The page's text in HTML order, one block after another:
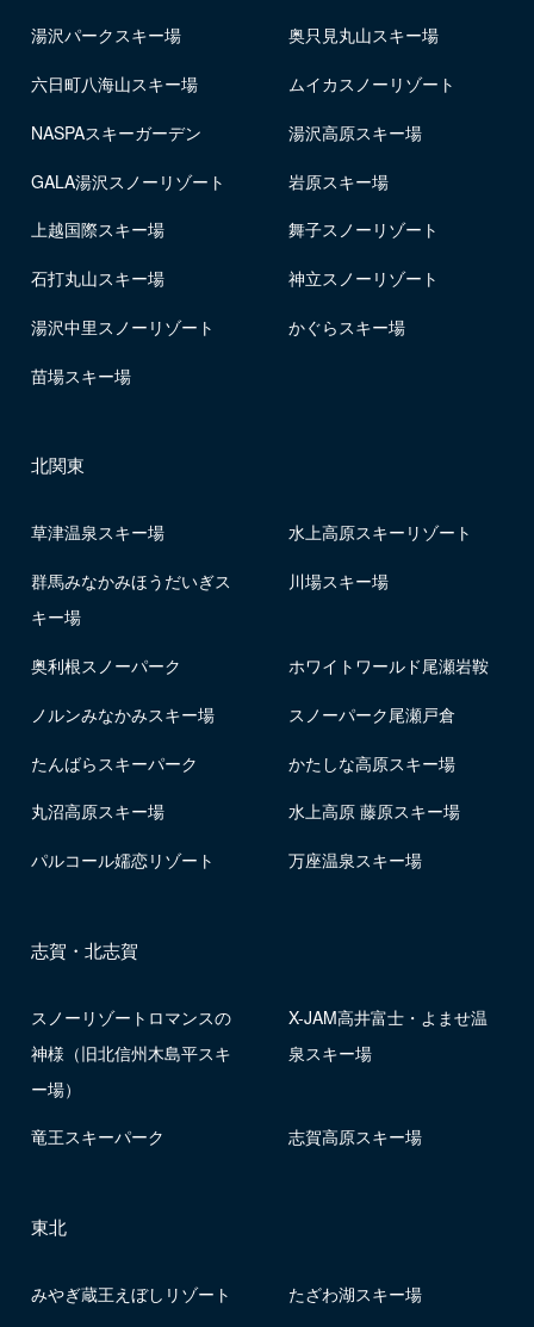
湯沢パークスキー場 奥只見丸山スキー場
六日町八海山スキー場 ムイカスノーリゾート
NASPAスキーガーデン 湯沢高原スキー場
GALA湯沢スノーリゾート 岩原スキー場
上越国際スキー場 舞子スノーリゾート
石打丸山スキー場 神立スノーリゾート
湯沢中里スノーリゾート かぐらスキー場
苗場スキー場
北関東
草津温泉スキー場 水上高原スキーリゾート
群馬みなかみほうだいぎス
キー場
川場スキー場
奥利根スノーパーク ホワイトワールド尾瀬岩鞍
ノルンみなかみスキー場 スノーパーク尾瀬戸倉
たんばらスキーパーク かたしな高原スキー場
丸沼高原スキー場 水上高原 藤原スキー場
パルコール嬬恋リゾート 万座温泉スキー場
志賀・北志賀
スノーリゾートロマンスの
神様（旧北信州木島平スキ
ー場）
X-JAM高井富士・よませ温
泉スキー場
竜王スキーパーク 志賀高原スキー場
東北
みやぎ蔵王えぼしリゾート たざわ湖スキー場